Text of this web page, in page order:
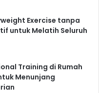
Exercise tanpa
untuk Melatih Seluruh
Training di Rumah
Menunjang